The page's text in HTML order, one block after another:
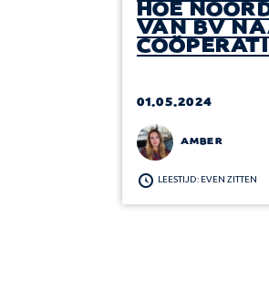
HOE
VAN BV
01.05.2024
AMBER
LEESTIJD: EVEN ZITTEN